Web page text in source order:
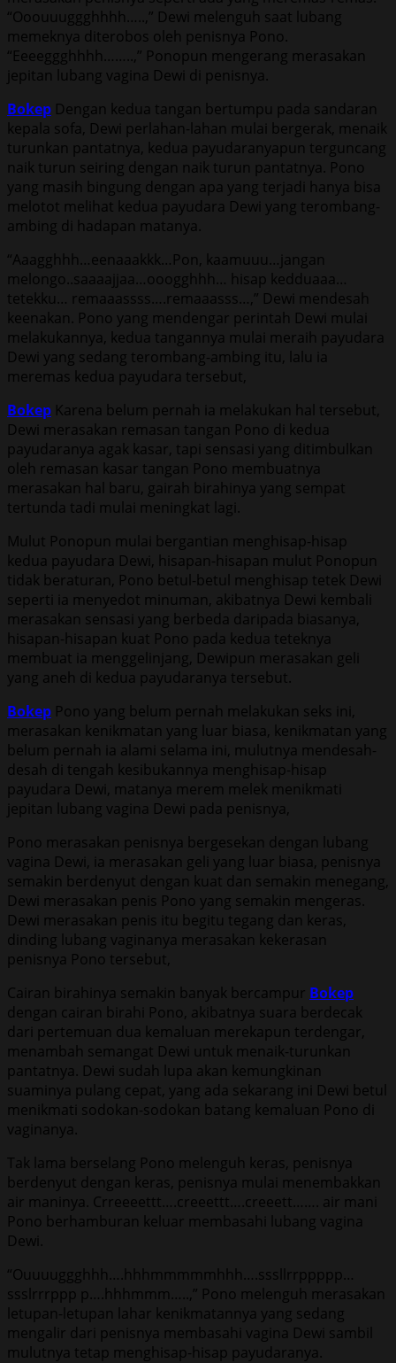
“Ooouuuggghhhh…..,” Dewi melenguh saat lubang
memeknya diterobos oleh penisnya Pono.
“Eeeeggghhhh……..,” Ponopun mengerang merasakan
jepitan lubang vagina Dewi di penisnya.
Bokep Dengan kedua tangan bertumpu pada sandaran
kepala sofa, Dewi perlahan-lahan mulai bergerak, menaik
turunkan pantatnya, kedua payudaranyapun terguncang
naik turun seiring dengan naik turun pantatnya. Pono
yang masih bingung dengan apa yang terjadi hanya bisa
melotot melihat kedua payudara Dewi yang terombang-
ambing di hadapan matanya.
“Aaagghhh…eenaaakkk…Pon, kaamuuu…jangan
melongo..saaaajjaa…ooogghhh… hisap kedduaaa…
tetekku… remaaassss….remaaasss…,” Dewi mendesah
keenakan. Pono yang mendengar perintah Dewi mulai
melakukannya, kedua tangannya mulai meraih payudara
Dewi yang sedang terombang-ambing itu, lalu ia
meremas kedua payudara tersebut,
Bokep Karena belum pernah ia melakukan hal tersebut,
Dewi merasakan remasan tangan Pono di kedua
payudaranya agak kasar, tapi sensasi yang ditimbulkan
oleh remasan kasar tangan Pono membuatnya
merasakan hal baru, gairah birahinya yang sempat
tertunda tadi mulai meningkat lagi.
Mulut Ponopun mulai bergantian menghisap-hisap
kedua payudara Dewi, hisapan-hisapan mulut Ponopun
tidak beraturan, Pono betul-betul menghisap tetek Dewi
seperti ia menyedot minuman, akibatnya Dewi kembali
merasakan sensasi yang berbeda daripada biasanya,
hisapan-hisapan kuat Pono pada kedua teteknya
membuat ia menggelinjang, Dewipun merasakan geli
yang aneh di kedua payudaranya tersebut.
Bokep Pono yang belum pernah melakukan seks ini,
merasakan kenikmatan yang luar biasa, kenikmatan yang
belum pernah ia alami selama ini, mulutnya mendesah-
desah di tengah kesibukannya menghisap-hisap
payudara Dewi, matanya merem melek menikmati
jepitan lubang vagina Dewi pada penisnya,
Pono merasakan penisnya bergesekan dengan lubang
vagina Dewi, ia merasakan geli yang luar biasa, penisnya
semakin berdenyut dengan kuat dan semakin menegang,
Dewi merasakan penis Pono yang semakin mengeras.
Dewi merasakan penis itu begitu tegang dan keras,
dinding lubang vaginanya merasakan kekerasan
penisnya Pono tersebut,
Cairan birahinya semakin banyak bercampur Bokep
dengan cairan birahi Pono, akibatnya suara berdecak
dari pertemuan dua kemaluan merekapun terdengar,
menambah semangat Dewi untuk menaik-turunkan
pantatnya. Dewi sudah lupa akan kemungkinan
suaminya pulang cepat, yang ada sekarang ini Dewi betul
menikmati sodokan-sodokan batang kemaluan Pono di
vaginanya.
Tak lama berselang Pono melenguh keras, penisnya
berdenyut dengan keras, penisnya mulai menembakkan
air maninya. Crreeeettt….creeettt….creeett……. air mani
Pono berhamburan keluar membasahi lubang vagina
Dewi.
“Ouuuuggghhh….hhhmmmmmhhh….sssllrrppppp…
ssslrrrppp p….hhhmmm…..,” Pono melenguh merasakan
letupan-letupan lahar kenikmatannya yang sedang
mengalir dari penisnya membasahi vagina Dewi sambil
mulutnya tetap menghisap-hisap payudaranya.